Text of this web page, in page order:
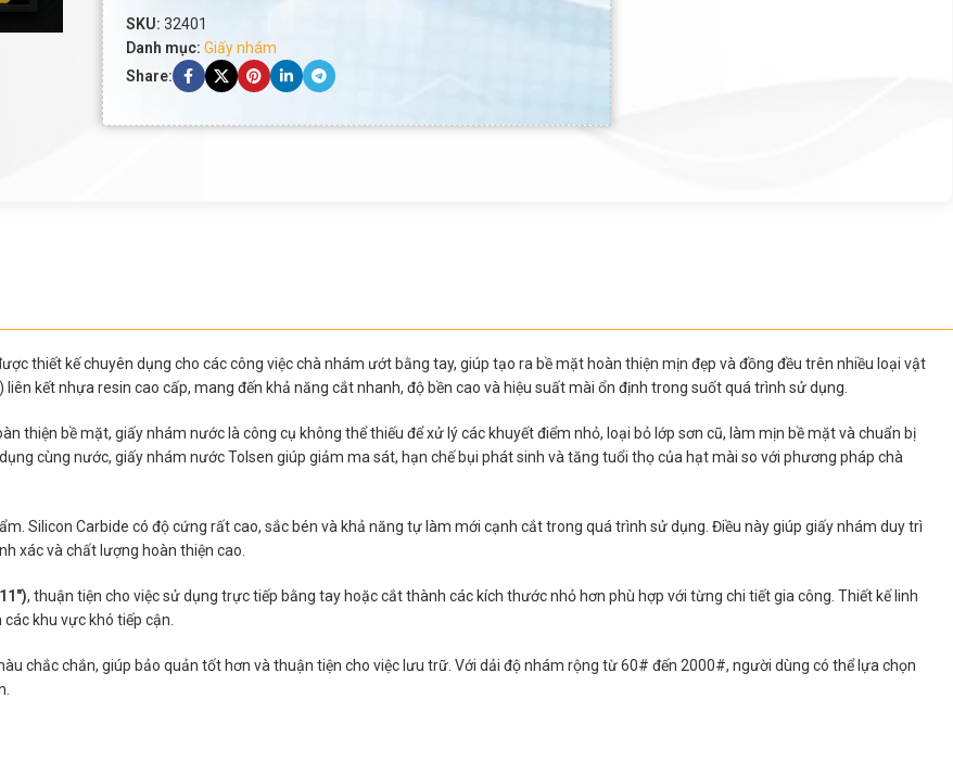
SKU: 32401
Danh mục: Giấy nhám
Share:
thiết kế chuyên dụng cho các công việc chà nhám ướt bằng tay, giúp tạo ra bề mặt hoàn thiện mịn đẹp và đồng đều trên nhiều loại vật
kết nhựa resin cao cấp, mang đến khả năng cắt nhanh, độ bền cao và hiệu suất mài ổn định trong suốt quá trình sử dụng.
thiện bề mặt, giấy nhám nước là công cụ không thể thiếu để xử lý các khuyết điểm nhỏ, loại bỏ lớp sơn cũ, làm mịn bề mặt và chuẩn bị
cùng nước, giấy nhám nước Tolsen giúp giảm ma sát, hạn chế bụi phát sinh và tăng tuổi thọ của hạt mài so với phương pháp chà
Silicon Carbide có độ cứng rất cao, sắc bén và khả năng tự làm mới cạnh cắt trong quá trình sử dụng. Điều này giúp giấy nhám duy trì
xác và chất lượng hoàn thiện cao.
, thuận tiện cho việc sử dụng trực tiếp bằng tay hoặc cắt thành các kích thước nhỏ hơn phù hợp với từng chi tiết gia công. Thiết kế linh
khu vực khó tiếp cận.
chắc chắn, giúp bảo quản tốt hơn và thuận tiện cho việc lưu trữ. Với dải độ nhám rộng từ 60# đến 2000#, người dùng có thể lựa chọn